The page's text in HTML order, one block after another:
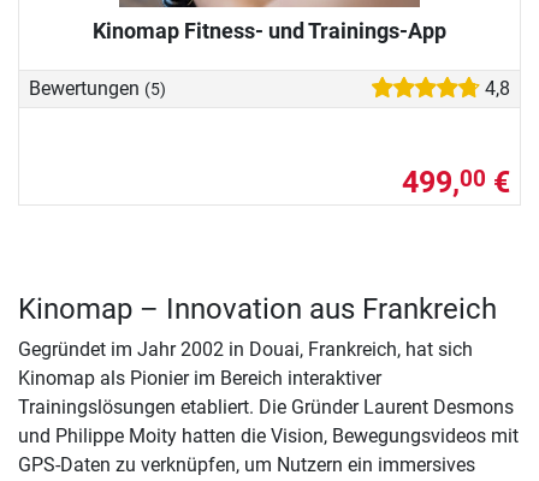
Kinomap Fitness- und Trainings-App
Bewertungen (5) 4,8
499,00 €
Kinomap – Innovation aus Frankreich
Gegründet im Jahr 2002 in Douai, Frankreich, hat sich
Kinomap als Pionier im Bereich interaktiver
Trainingslösungen etabliert. Die Gründer Laurent Desmons
und Philippe Moity hatten die Vision, Bewegungsvideos mit
GPS-Daten zu verknüpfen, um Nutzern ein immersives